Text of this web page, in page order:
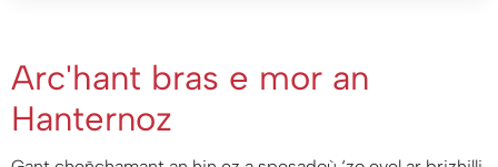
Arc'hant bras e mor an
Hanternoz